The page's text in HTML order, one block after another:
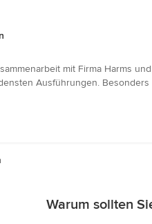
mit Firma Harms
Ausführungen.
Warum sollten